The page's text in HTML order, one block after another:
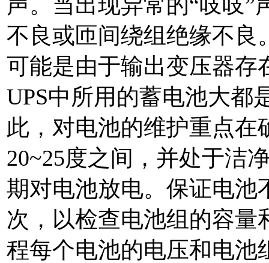
不良或匝间绕组绝缘不良
可能是由于输出变压器存
UPS中所用的蓄电池大都
此，对电池的维护重点
20~25度之间，并处于洁
期对电池放电。保证电池
次，以检查电池组的容量
程每个电池的电压和电池